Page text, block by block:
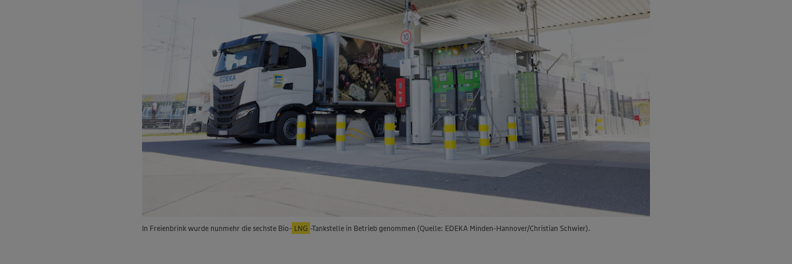
In Freienbrink wurde nunmehr die sechste Bio- LNG -Tankstelle in Betrieb genommen (Quelle: EDEKA Minden-Hannover/Christian Schwier).